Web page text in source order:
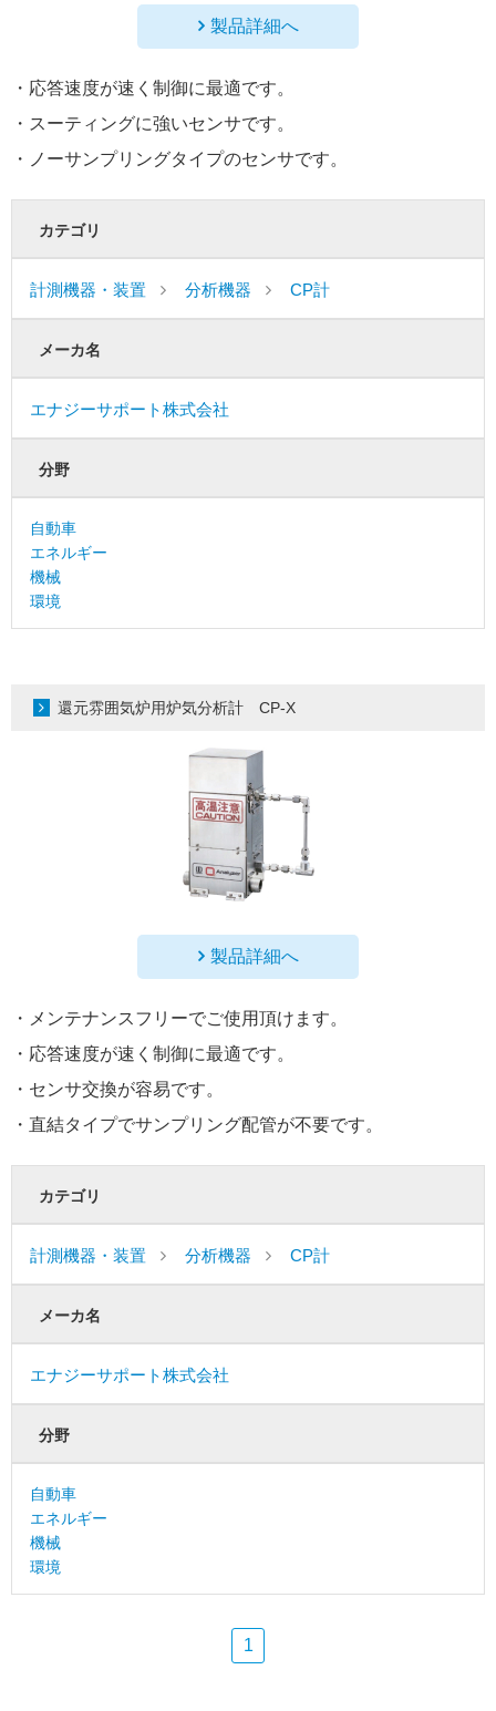
製品詳細へ
・応答速度が速く制御に最適です。
・スーティングに強いセンサです。
・ノーサンプリングタイプのセンサです。
カテゴリ
計測機器・装置 分析機器 CP計
メーカ名
エナジーサポート株式会社
分野
自動車
エネルギー
機械
環境
還元雰囲気炉用炉気分析計 CP-X
製品詳細へ
・メンテナンスフリーでご使用頂けます。
・応答速度が速く制御に最適です。
・センサ交換が容易です。
・直結タイプでサンプリング配管が不要です。
カテゴリ
計測機器・装置 分析機器 CP計
メーカ名
エナジーサポート株式会社
分野
自動車
エネルギー
機械
環境
1